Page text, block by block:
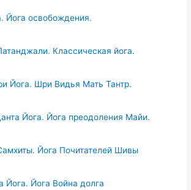
Йога освобождения.
Классическая йога.
Йога. Шри Видья Мать Тантр.
Йога. Йога преодоления Майи.
Йога Почитателей Шивы
Йога. Йога Война долга